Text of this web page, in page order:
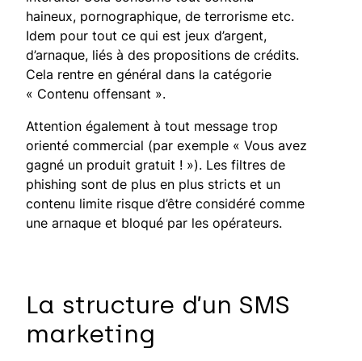
haineux, pornographique, de terrorisme etc.
Idem pour tout ce qui est jeux d’argent,
d’arnaque, liés à des propositions de crédits.
Cela rentre en général dans la catégorie
« Contenu offensant ».
Attention également à tout message trop
orienté commercial (par exemple « Vous avez
gagné un produit gratuit ! »). Les filtres de
phishing sont de plus en plus stricts et un
contenu limite risque d’être considéré comme
une arnaque et bloqué par les opérateurs.
La structure d’un SMS
marketing